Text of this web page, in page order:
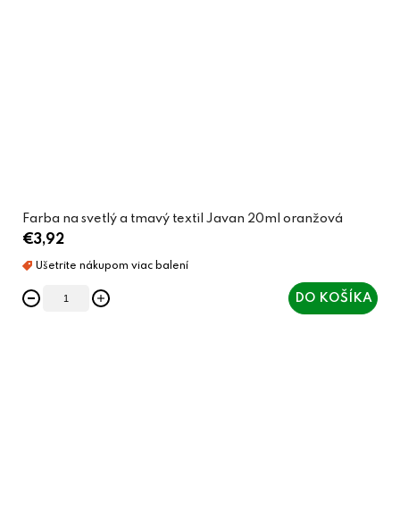
Farba na svetlý a tmavý textil Javan 20ml oranžová
€3,92
DO KOŠÍKA